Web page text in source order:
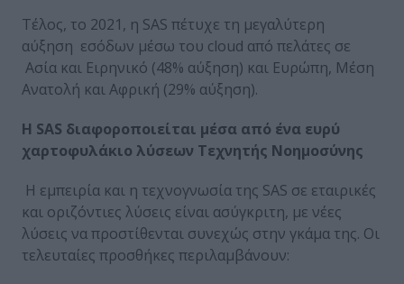
Τέλος, το 2021, η SAS πέτυχε τη μεγαλύτερη
αύξηση εσόδων μέσω του cloud από πελάτες σε
Ασία και Ειρηνικό (48% αύξηση) και Ευρώπη, Μέση
Ανατολή και Αφρική (29% αύξηση).
Η SAS διαφοροποιείται μέσα από ένα ευρύ
χαρτοφυλάκιο λύσεων Τεχνητής Νοημοσύνης
Η εμπειρία και η τεχνογνωσία της SAS σε εταιρικές
και οριζόντιες λύσεις είναι ασύγκριτη, με νέες
λύσεις να προστίθενται συνεχώς στην γκάμα της. Οι
τελευταίες προσθήκες περιλαμβάνουν: